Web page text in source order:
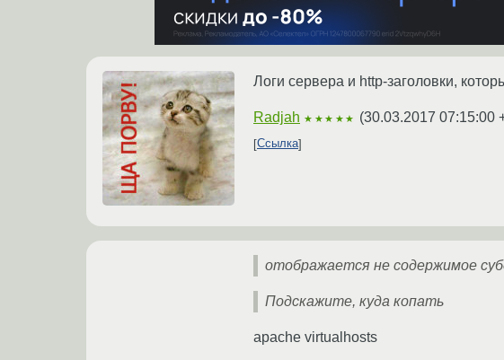
Логи сервера и http-заголовки,
Radjah ★★★★★ (30.03.2017 07:15:00
Ссылка
отображается не содержимое
Подскажите, куда копать
apache virtualhosts